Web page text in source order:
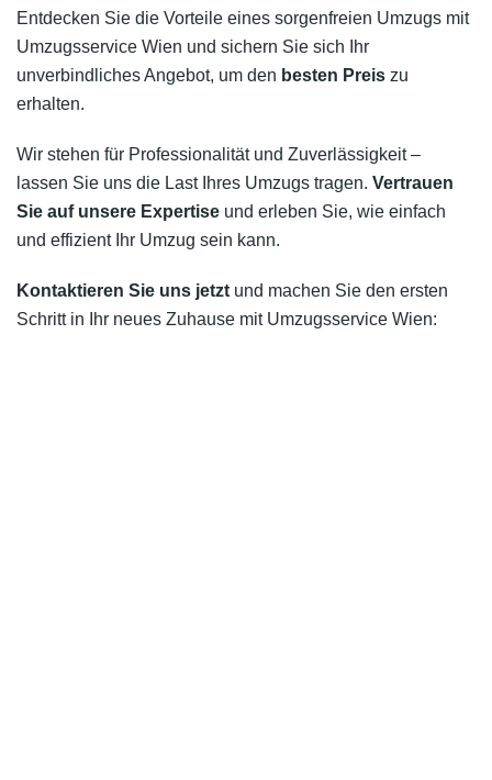
Entdecken Sie die Vorteile eines sorgenfreien Umzugs mit
Umzugsservice Wien und sichern Sie sich Ihr
unverbindliches Angebot, um den besten Preis zu
erhalten.
Wir stehen für Professionalität und Zuverlässigkeit –
lassen Sie uns die Last Ihres Umzugs tragen. Vertrauen
Sie auf unsere Expertise und erleben Sie, wie einfach
und effizient Ihr Umzug sein kann.
Kontaktieren Sie uns jetzt und machen Sie den ersten
Schritt in Ihr neues Zuhause mit Umzugsservice Wien: